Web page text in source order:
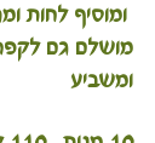
ומוסיף לחות
מושלם גם
ומשביע